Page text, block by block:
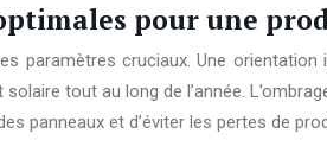
pour une
paramètres cruciaux. Une
tout au long de l’année.
panneaux et d’éviter les pertes de